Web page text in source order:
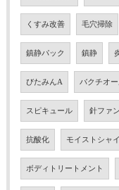
くすみ改善 毛穴掃除
鎮静パック 鎮静
びたみんA バクチオ
スピキュール 針ファ
抗酸化 モイストシャ
ボディトリートメント